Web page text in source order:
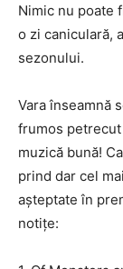
Nimic nu poate
o zi caniculară,
sezonului.
Vara înseamnă
frumos
muzică bună!
prind dar cel
așteptate în
notițe: